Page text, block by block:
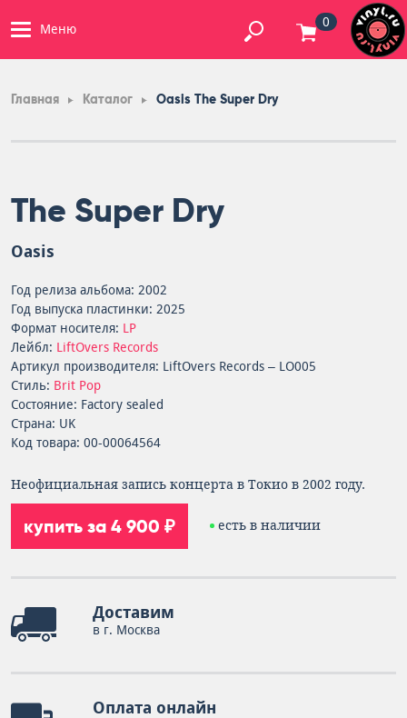
Меню 0
Главная Каталог Oasis The Super Dry
The Super Dry
Oasis
Год релиза альбома: 2002
Год выпуска пластинки: 2025
Формат носителя: LP
Лейбл: LiftOvers Records
Артикул производителя: LiftOvers Records – LO005
Стиль: Brit Pop
Состояние: Factory sealed
Страна: UK
Код товара: 00-00064564
Неофициальная запись концерта в Токио в 2002 году.
купить за 4 900 ₽ есть в наличии
Доставим
в г. Москва
Оплата онлайн